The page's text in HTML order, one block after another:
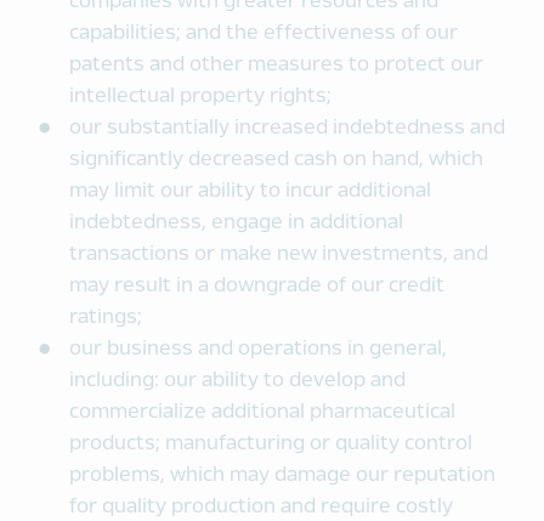
capabilities; and the effectiveness of our
patents and other measures to protect our
intellectual property rights;
our substantially increased indebtedness and
significantly decreased cash on hand, which
may limit our ability to incur additional
indebtedness, engage in additional
transactions or make new investments, and
may result in a downgrade of our credit
ratings;
our business and operations in general,
including: our ability to develop and
commercialize additional pharmaceutical
products; manufacturing or quality control
problems, which may damage our reputation
for quality production and require costly